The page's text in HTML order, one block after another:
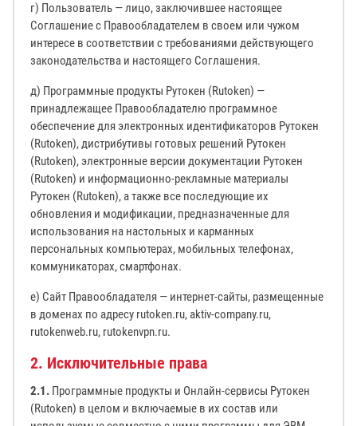
г) Пользователь — лицо, заключившее настоящее
Соглашение с Правообладателем в своем или чужом
интересе в соответствии с требованиями действующего
законодательства и настоящего Соглашения.
д) Программные продукты Рутокен (Rutoken) —
принадлежащее Правообладателю программное
обеспечение для электронных идентификаторов Рутокен
(Rutoken), дистрибутивы готовых решений Рутокен
(Rutoken), электронные версии документации Рутокен
(Rutoken) и информационно-рекламные материалы
Рутокен (Rutoken), а также все последующие их
обновления и модификации, предназначенные для
использования на настольных и карманных
персональных компьютерах, мобильных телефонах,
коммуникаторах, смартфонах.
е) Сайт Правообладателя — интернет-сайты, размещенные
в доменах по адресу rutoken.ru, aktiv-company.ru,
rutokenweb.ru, rutokenvpn.ru.
2. Исключительные права
2.1. Программные продукты и Онлайн-сервисы Рутокен
(Rutoken) в целом и включаемые в их состав или